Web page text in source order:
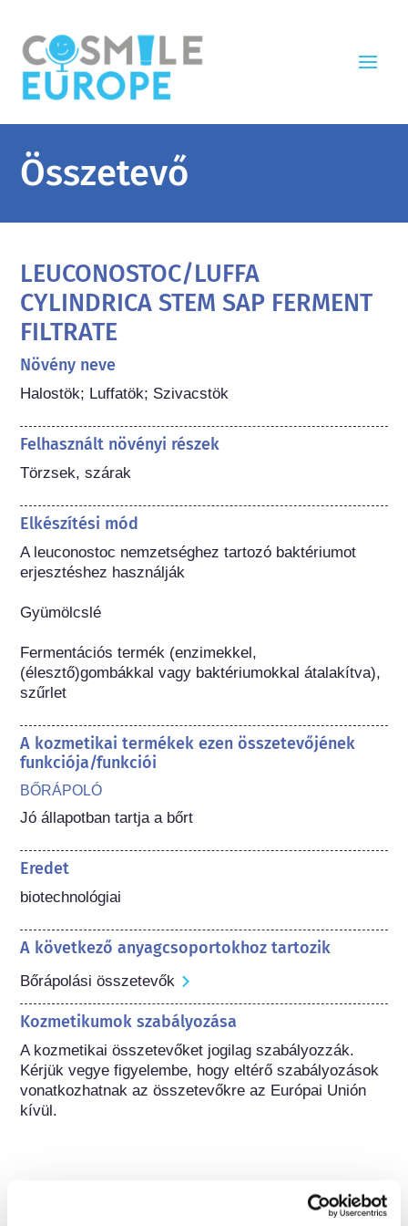
Összetevő
LEUCONOSTOC/LUFFA
CYLINDRICA STEM SAP FERMENT
FILTRATE
Növény neve
Halostök; Luffatök; Szivacstök
Felhasznált növényi részek
Törzsek, szárak
Elkészítési mód
A leuconostoc nemzetséghez tartozó baktériumot
erjesztéshez használják
Gyümölcslé
Fermentációs termék (enzimekkel,
(élesztő)gombákkal vagy baktériumokkal átalakítva),
szűrlet
A kozmetikai termékek ezen összetevőjének
funkciója/funkciói
BŐRÁPOLÓ
Jó állapotban tartja a bőrt
Eredet
biotechnológiai
A következő anyagcsoportokhoz tartozik
Bőrápolási összetevők
Kozmetikumok szabályozása
A kozmetikai összetevőket jogilag szabályozzák.
Kérjük vegye figyelembe, hogy eltérő szabályozások
vonatkozhatnak az összetevőkre az Európai Unión
kívül.